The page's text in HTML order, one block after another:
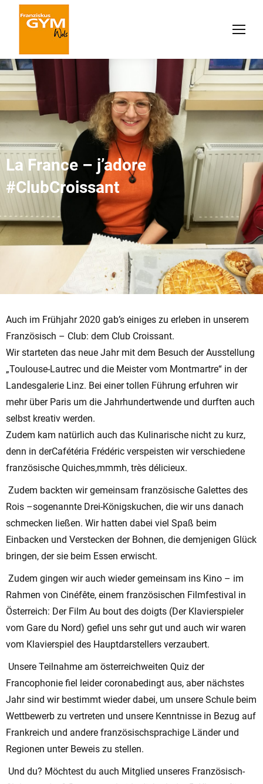
La France – j’adore
#ClubCroissant
Auch im Frühjahr 2020 gab’s einiges zu erleben in unserem
Französisch – Club: dem Club Croissant.
Wir starteten das neue Jahr mit dem Besuch der Ausstellung
„Toulouse-Lautrec und die Meister vom Montmartre“ in der
Landesgalerie Linz. Bei einer tollen Führung erfuhren wir
mehr über Paris um die Jahrhundertwende und durften auch
selbst kreativ werden.
Zudem kam natürlich auch das Kulinarische nicht zu kurz,
denn in derCafétéria Frédéric verspeisten wir verschiedene
französische Quiches,mmmh, très délicieux.
Zudem backten wir gemeinsam französische Galettes des
Rois –sogenannte Drei-Königskuchen, die wir uns danach
schmecken ließen. Wir hatten dabei viel Spaß beim
Einbacken und Verstecken der Bohnen, die demjenigen Glück
bringen, der sie beim Essen erwischt.
Zudem gingen wir auch wieder gemeinsam ins Kino – im
Rahmen von Cinéfête, einem französischen Filmfestival in
Österreich: Der Film Au bout des doigts (Der Klavierspieler
vom Gare du Nord) gefiel uns sehr gut und auch wir waren
vom Klavierspiel des Hauptdarstellers verzaubert.
Unsere Teilnahme am österreichweiten Quiz der
Francophonie fiel leider coronabedingt aus, aber nächstes
Jahr sind wir bestimmt wieder dabei, um unsere Schule beim
Wettbewerb zu vertreten und unsere Kenntnisse in Bezug auf
Frankreich und andere französischsprachige Länder und
Regionen unter Beweis zu stellen.
Und du? Möchtest du auch Mitglied unseres Französisch-